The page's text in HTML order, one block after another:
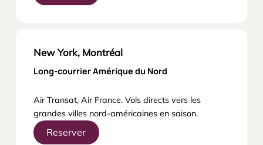
New York, Montréal
Long-courrier Amérique du Nord
Air Transat, Air France. Vols directs vers les
grandes villes nord-américaines en saison.
Reserver